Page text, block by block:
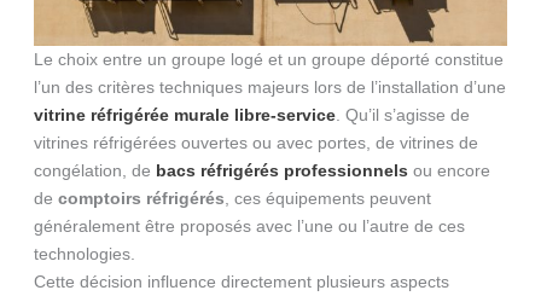
Le choix entre un groupe logé et un groupe déporté constitue
l’un des critères techniques majeurs lors de l’installation d’une
vitrine réfrigérée murale libre-service. Qu’il s’agisse de
vitrines réfrigérées ouvertes ou avec portes, de vitrines de
congélation, de bacs réfrigérés professionnels ou encore
de comptoirs réfrigérés , ces équipements peuvent
généralement être proposés avec l’une ou l’autre de ces
technologies.
Cette décision influence directement plusieurs aspects